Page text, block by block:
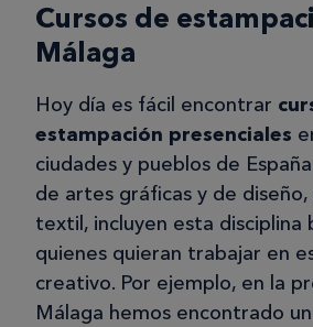
Cursos de
Málaga
Hoy día es fácil encontrar
estampación presenciales
ciudades y pueblos de
de artes gráficas y de
textil, incluyen esta disciplina
quienes quieran trabajar en
creativo. Por ejemplo, en la
Málaga hemos encontrado